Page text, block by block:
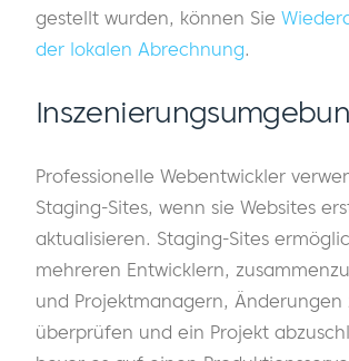
gestellt wurden, können Sie
der lokalen Abrechnung.
Professionelle Webentwickler
Staging-Sites, wenn sie Websites
aktualisieren. Staging-Sites
mehreren Entwicklern,
und Projektmanagern, Änderungen
überprüfen und ein Projekt